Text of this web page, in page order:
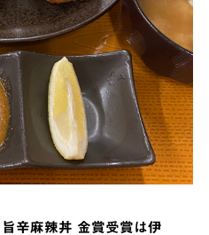
辛麻辣丼 金賞受賞は伊